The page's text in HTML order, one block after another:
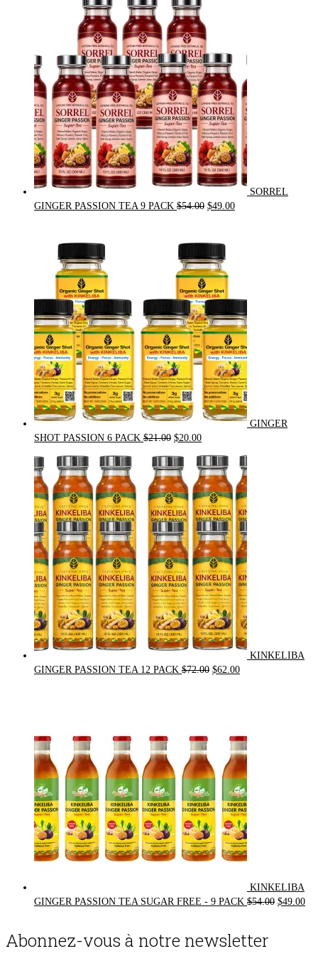
$31.50.
SORREL
GINGER PASSION TEA 9 PACK $54.00 Original
$54.00.
$49.00Current
GINGER
SHOT PASSION 6 PACK $21.00 Original
was:
$21.00.
$20.00Current
is:
$20.00.
KINKELIBA
GINGER PASSION TEA 12 PACK $72.00 Original
$62.00Current
KINKELIBA
GINGER PASSION TEA SUGAR FREE - 9 PACK $54.00 Original
$49.00
Abonnez-vous à notre newsletter